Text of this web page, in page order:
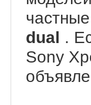
dual .
Sony